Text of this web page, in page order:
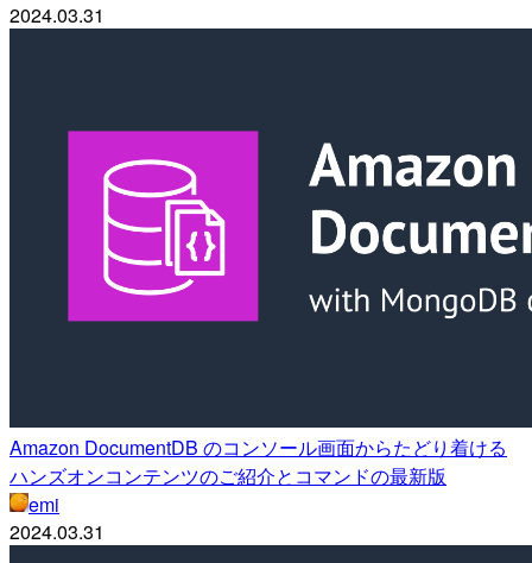
2024.03.31
Amazon DocumentDB のコンソール画面からたどり着ける
ハンズオンコンテンツのご紹介とコマンドの最新版
emi
2024.03.31